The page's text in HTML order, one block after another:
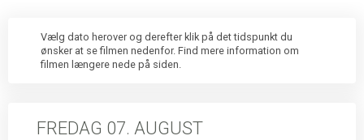
Vælg dato herover og derefter klik på det tidspunkt du
ønsker at se filmen nedenfor. Find mere information om
filmen længere nede på siden.
FREDAG 07. AUGUST